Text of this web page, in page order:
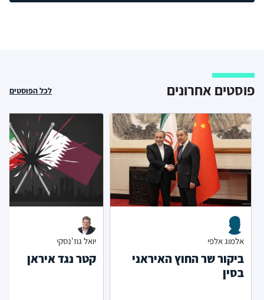
פוסטים אחרונים לכל הפוסטים
אלמוג אלפי
ביקור שר החוץ האיראני
בסין
יואל גוז'נסקי
קטר נגד איראן